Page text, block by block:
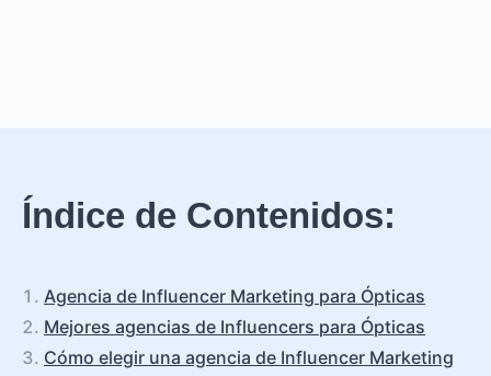
Índice de Contenidos:
Agencia de Influencer Marketing para Ópticas
Mejores agencias de Influencers para Ópticas
Cómo elegir una agencia de Influencer Marketing